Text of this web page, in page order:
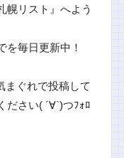
幌リスト』へよう
を毎日更新中！
まぐれで投稿して
ださい( ´∀`)つﾌｫﾛ